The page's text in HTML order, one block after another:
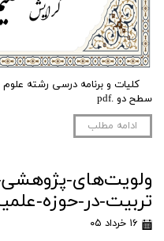
کلیات و برنامه درسی رشته علوم
سطح دو .pdf
ادامه مطلب
ولویت‌های-
تربیت-در-حوزه-
۱۶ خرداد ۰۵